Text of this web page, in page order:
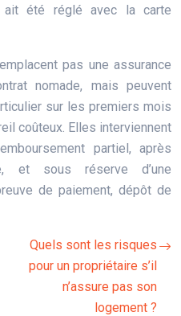
ait été réglé avec la carte
pas une assurance
nomade, mais peuvent
sur les premiers mois
coûteux. Elles interviennent
partiel, après
et sous réserve d’une
de paiement, dépôt de
Quels sont les risques
pour un propriétaire s’il
n’assure pas son
logement ?